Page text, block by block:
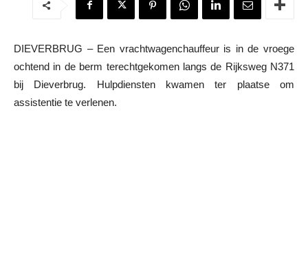
DIEVERBRUG – Een vrachtwagenchauffeur is in de vroege
ochtend in de berm terechtgekomen langs de Rijksweg N371
bij Dieverbrug. Hulpdiensten kwamen ter plaatse om
assistentie te verlenen.